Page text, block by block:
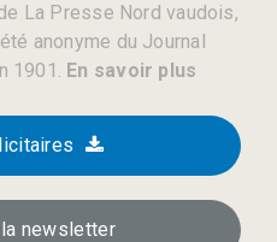
La Presse Nord vaudois,
anonyme du Journal
1901. En savoir plus
la newsletter